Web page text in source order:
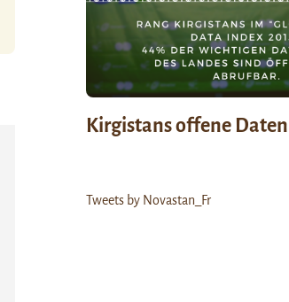
Kirgistans offene Daten
Tweets by Novastan_Fr